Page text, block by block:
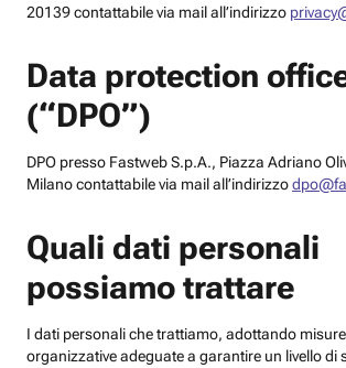
20139 contattabile via mail all’indirizzo
Data protection
(“DPO”)
DPO presso Fastweb S.p.A., Piazza Adriano
Milano contattabile via mail all’indirizzo
Quali dati personali
possiamo trattare
I dati personali che trattiamo, adottando
organizzative adeguate a garantire un livello di